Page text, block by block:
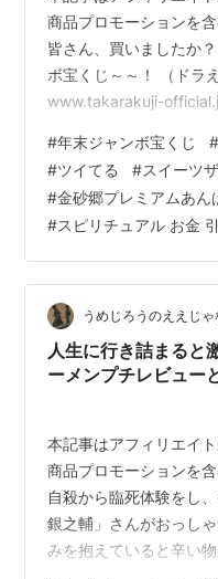
商品プロモーションを
皆さん、買いましたか
ボ宝くじ～～！ （ドラ
www.takarakuji-
っても大谷サンの年棒
た見方よ･･。^^;） 私も
(#^^#) 今回はいつもの
商業施設の宝くじ売り
^^;！） これがまた･･4
#年末ジャンボ宝くじ
#ツイてる #スイーツ
#金砂郷プレミアムあん
#スピリチュアル お金
うめじろうのええじゃ
人生に行き詰まると
ーメンプチレビュー
本記事はアフィリエイ
商品プロモーションを
自殺から臨死体験をし
銀之輔」さんがおっし
みを抱えていると辛い